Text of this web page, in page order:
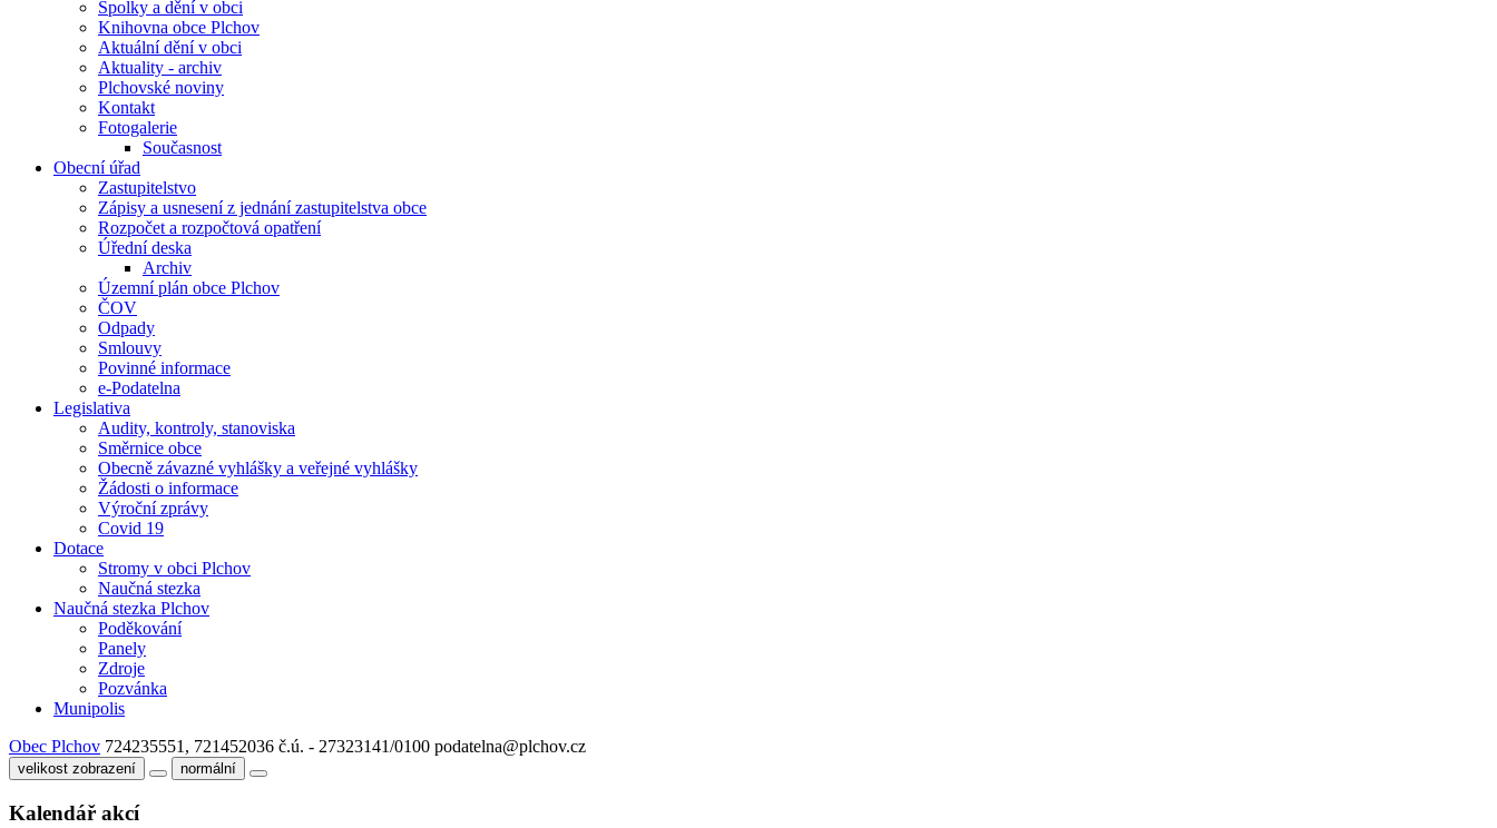
Spolky a dění v obci
Knihovna obce Plchov
Aktuální dění v obci
Aktuality - archiv
Plchovské noviny
Kontakt
Fotogalerie
Současnost
Obecní úřad
Zastupitelstvo
Zápisy a usnesení z jednání zastupitelstva obce
Rozpočet a rozpočtová opatření
Úřední deska
Archiv
Územní plán obce Plchov
ČOV
Odpady
Smlouvy
Povinné informace
e-Podatelna
Legislativa
Audity, kontroly, stanoviska
Směrnice obce
Obecně závazné vyhlášky a veřejné vyhlášky
Žádosti o informace
Výroční zprávy
Covid 19
Dotace
Stromy v obci Plchov
Naučná stezka
Naučná stezka Plchov
Poděkování
Panely
Zdroje
Pozvánka
Munipolis
Obec Plchov 724235551, 721452036 č.ú. - 27323141/0100 podatelna@plchov.cz
velikost zobrazení normální
Kalendář akcí